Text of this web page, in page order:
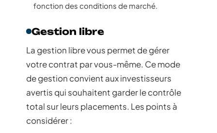
fonction des conditions de marché.
Gestion libre
La gestion libre vous permet de gérer
votre contrat par vous-même. Ce mode
de gestion convient aux investisseurs
avertis qui souhaitent garder le contrôle
total sur leurs placements. Les points à
considérer :